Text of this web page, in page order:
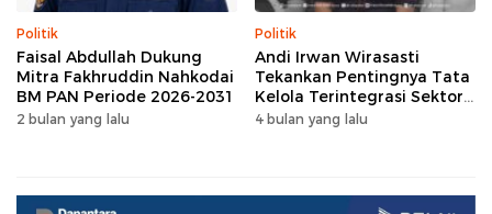
Politik
Faisal Abdullah Dukung
Mitra Fakhruddin Nahkodai
BM PAN Periode 2026-2031
2 bulan yang lalu
Politik
Andi Irwan Wirasasti
Tekankan Pentingnya Tata
Kelola Terintegrasi Sektor
Peternakan Sulsel
4 bulan yang lalu